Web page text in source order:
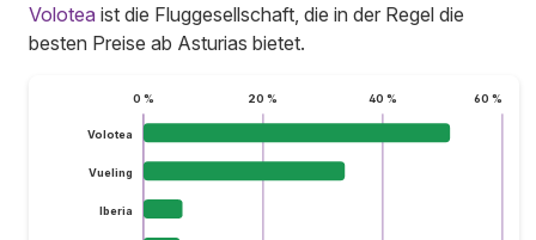
Volotea ist die Fluggesellschaft, die in der Regel die
besten Preise ab Asturias bietet.
0 % 20 % 40 % 60 %
Volotea
Vueling
Iberia